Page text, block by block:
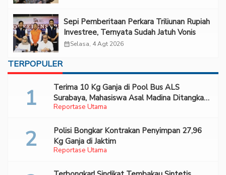
Sepi Pemberitaan Perkara Triliunan Rupiah
Investree, Ternyata Sudah Jatuh Vonis
calendar_monthSelasa, 4 Agt 2026
TERPOPULER
Reportase Utama
Terima 10 Kg Ganja di Pool Bus ALS
Surabaya, Mahasiswa Asal Madina Ditangkap
Bareskrim
Reportase Utama
Polisi Bongkar Kontrakan Penyimpan 27,96
Kg Ganja di Jaktim